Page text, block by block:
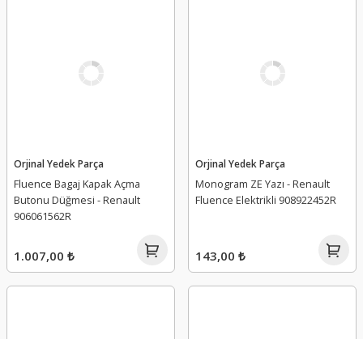
Orjinal Yedek Parça
Fluence Bagaj Kapak Açma
Butonu Düğmesi - Renault
906061562R
1.007,00 ₺
Orjinal Yedek Parça
Monogram ZE Yazı - Renault
Fluence Elektrikli 908922452R
143,00 ₺